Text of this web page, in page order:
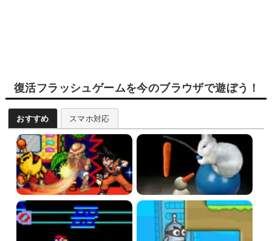
復活フラッシュゲームを今のブラウザで遊ぼう！
おすすめ スマホ対応